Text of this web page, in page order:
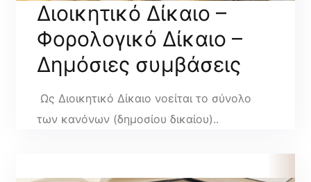
Διοικητικό Δίκαιο –
Φορολογικό Δίκαιο –
Δημόσιες συμβάσεις
Ως Διοικητικό Δίκαιο νοείται το σύνολο
των κανόνων (δημοσίου δικαίου)..